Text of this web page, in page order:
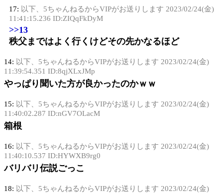
17: 以下、5ちゃんねるからVIPがお送りします 2023/02/24(金)
11:41:15.236 ID:ZIQqFkDyM
>>13
秩父まではよく行くけどその先かなるほど
14: 以下、5ちゃんねるからVIPがお送りします 2023/02/24(金)
11:39:54.351 ID:8qjXLxJMp
やっぱり聞いた方が良かったのかｗｗ
15: 以下、5ちゃんねるからVIPがお送りします 2023/02/24(金)
11:40:02.287 ID:nGV7OLacM
箱根
16: 以下、5ちゃんねるからVIPがお送りします 2023/02/24(金)
11:40:10.537 ID:HYWXB9rg0
バリバリ伝説ごっこ
18: 以下、5ちゃんねるからVIPがお送りします 2023/02/24(金)